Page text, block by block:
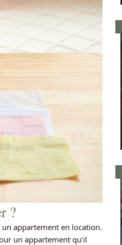
?
appartement en location.
un appartement qu’il